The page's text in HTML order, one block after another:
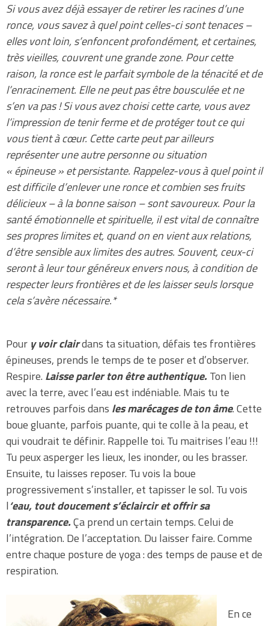
Si vous avez déjà essayer de retirer les racines d’une
ronce, vous savez à quel point celles-ci sont tenaces –
elles vont loin, s’enfoncent profondément, et certaines,
très vieilles, couvrent une grande zone. Pour cette
raison, la ronce est le parfait symbole de la ténacité et de
l’enracinement. Elle ne peut pas être bousculée et ne
s’en va pas ! Si vous avez choisi cette carte, vous avez
l’impression de tenir ferme et de protéger tout ce qui
vous tient à cœur. Cette carte peut par ailleurs
représenter une autre personne ou situation
« épineuse » et persistante. Rappelez-vous à quel point il
est difficile d’enlever une ronce et combien ses fruits
délicieux – à la bonne saison – sont savoureux. Pour la
santé émotionnelle et spirituelle, il est vital de connaître
ses propres limites et, quand on en vient aux relations,
d’être sensible aux limites des autres. Souvent, ceux-ci
seront à leur tour généreux envers nous, à condition de
respecter leurs frontières et de les laisser seuls lorsque
cela s’avère nécessaire.*
Pour y voir clairdans ta situation, défais tes frontières
épineuses, prends le temps de te poser et d’observer.
Respire. Laisse parler ton être authentique.Ton lien
avec la terre, avec l’eau est indéniable. Mais tu te
retrouves parfois dans les marécages de ton âme. Cette
boue gluante, parfois puante, qui te colle à la peau, et
qui voudrait te définir. Rappelle toi. Tu maitrises l’eau !!!
Tu peux asperger les lieux, les inonder, ou les brasser.
Ensuite, tu laisses reposer. Tu vois la boue
progressivement s’installer, et tapisser le sol. Tu vois
l‘eau, tout doucement s’éclaircir et offrir sa
transparence.Ça prend un certain temps. Celui de
l’intégration. De l’acceptation. Du laisser faire. Comme
entre chaque posture de yoga : des temps de pause et de
respiration.
En ce